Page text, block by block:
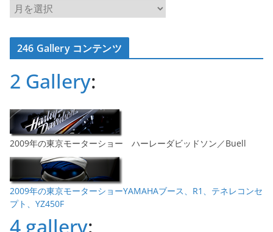
ア
ー
カ
イ246 Gallery コンテンツ
2 Gallery:
2009年の東京モーターショー ハーレーダビッドソン／Buell
2009年の東京モーターショーYAMAHAブース、R1、テネレコンセ
プト、YZ450F
4 gallery: